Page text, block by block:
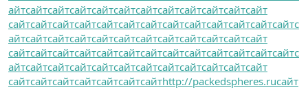
айтсайтсайтсайтсайтсайтсайтсайтсайтсайтсайтсайт
сайтсайтсайтсайтсайтсайтсайтсайтсайтсайтсайтсайтсайтс
айтсайтсайтсайтсайтсайтсайтсайтсайтсайтсайтсайт
сайтсайтсайтсайтсайтсайтсайтсайтсайтсайтсайтсайтсайтс
айтсайтсайтсайтсайтсайтсайтсайтсайтсайтсайтсайт
сайтсайтсайтсайтсайтсайтсайтhttp://packedspheres.ruсайт